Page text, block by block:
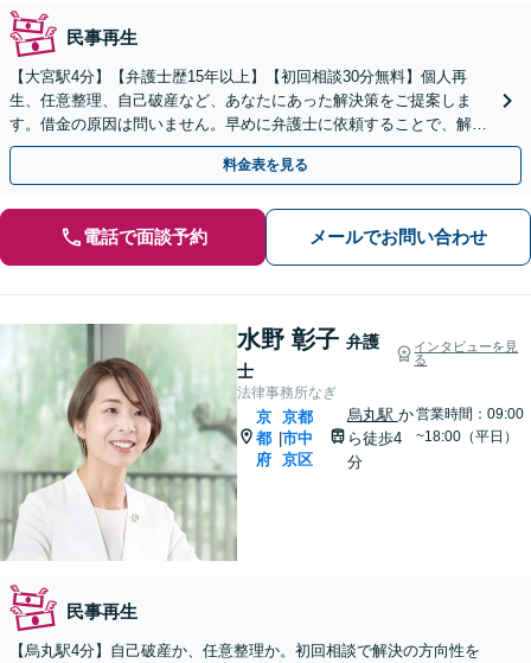
民事再生
【大宮駅4分】【弁護士歴15年以上】【初回相談30分無料】個人再
生、任意整理、自己破産など、あなたにあった解決策をご提案しま
す。借金の原因は問いません。早めに弁護士に依頼することで、解決
できる可能性が高まります。ぜひご相談ください。
料金表を見る
電話で面談予約 メールでお問い合わせ
水野 彰子 弁護
士
インタビューを見
る
法律事務所なぎ
京
都
府
|
京都
市中
京区
烏丸駅 か
ら徒歩4
分
営業時間：09:00
~18:00（平日）
民事再生
【烏丸駅4分】自己破産か、任意整理か。初回相談で解決の方向性を